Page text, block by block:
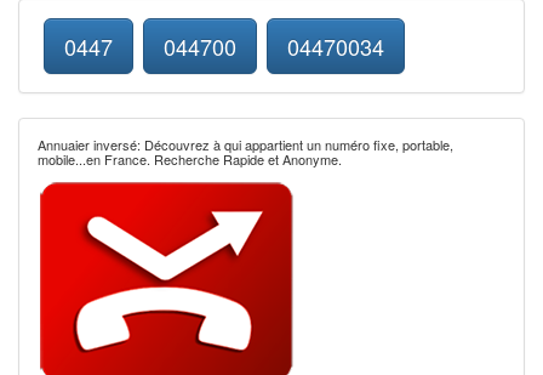
0447 044700 04470034
Annuaier inversé: Découvrez à qui appartient un numéro fixe, portable,
mobile...en France. Recherche Rapide et Anonyme.